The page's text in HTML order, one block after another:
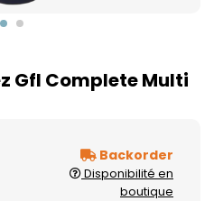
Gfl Complete Multi
Backorder
Disponibilité en
boutique